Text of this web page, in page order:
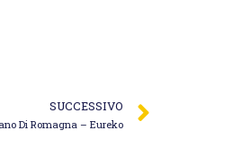
SUCCESSIVO
Di Romagna – Eureko